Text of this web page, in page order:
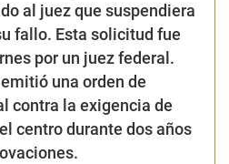
al juez que suspendiera
fallo. Esta solicitud fue
por un juez federal.
una orden de
contra la exigencia de
centro durante dos años